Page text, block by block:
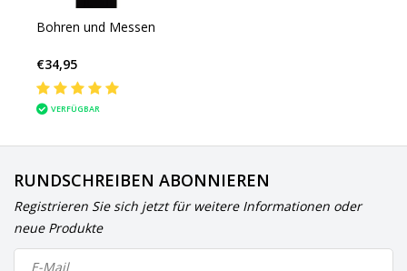
Bohren und Messen
€34,95
VERFÜGBAR
RUNDSCHREIBEN ABONNIEREN
Registrieren Sie sich jetzt für weitere Informationen oder
neue Produkte